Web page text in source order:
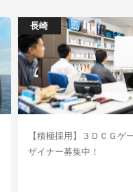
長崎
【積極採用】３ＤＣＧゲ
ザイナー募集中！